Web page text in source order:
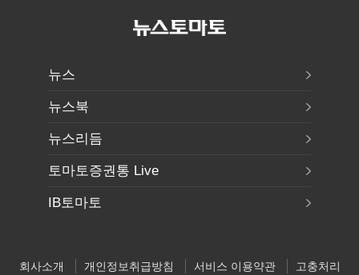
뉴스
뉴스북
뉴스리듬
토마토증권통 Live
IB토마토
회사소개 개인정보취급방침 서비스 이용약관 고충처리